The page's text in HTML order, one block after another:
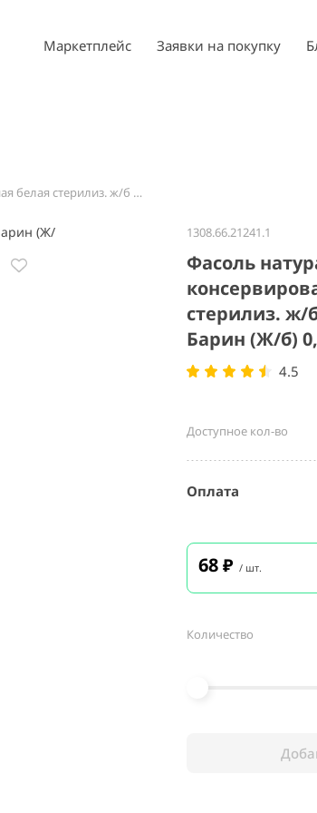
Маркетплейс Заявки на покупку
Фасоль натуральная консервированная белая стерилиз. ж/б 425 м.н.400г Хозяин-Барин (Ж/б) 0,425л.
1308.66.21241.1
Фасоль
стерилиз. ж/
Барин (Ж/б)
4.5
Доступное кол-во
Оплата
68₽ / шт.
Количество